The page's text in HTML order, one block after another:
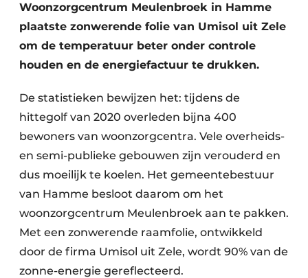
Woonzorgcentrum Meulenbroek in Hamme
plaatste zonwerende folie van Umisol uit Zele
om de temperatuur beter onder controle
houden en de energiefactuur te drukken.
De statistieken bewijzen het: tijdens de
hittegolf van 2020 overleden bijna 400
bewoners van woonzorgcentra. Vele overheids-
en semi-publieke gebouwen zijn verouderd en
dus moeilijk te koelen. Het gemeentebestuur
van Hamme besloot daarom om het
woonzorgcentrum Meulenbroek aan te pakken.
Met een zonwerende raamfolie, ontwikkeld
door de firma Umisol uit Zele, wordt 90% van de
zonne-energie gereflecteerd.